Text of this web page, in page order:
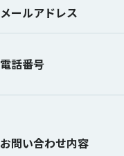
メールアドレス
電話番号
お問い合わせ内容